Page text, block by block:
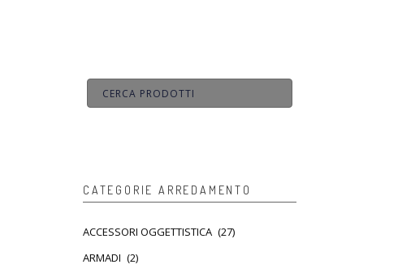
CATEGORIE ARREDAMENTO
ACCESSORI OGGETTISTICA (27)
ARMADI (2)